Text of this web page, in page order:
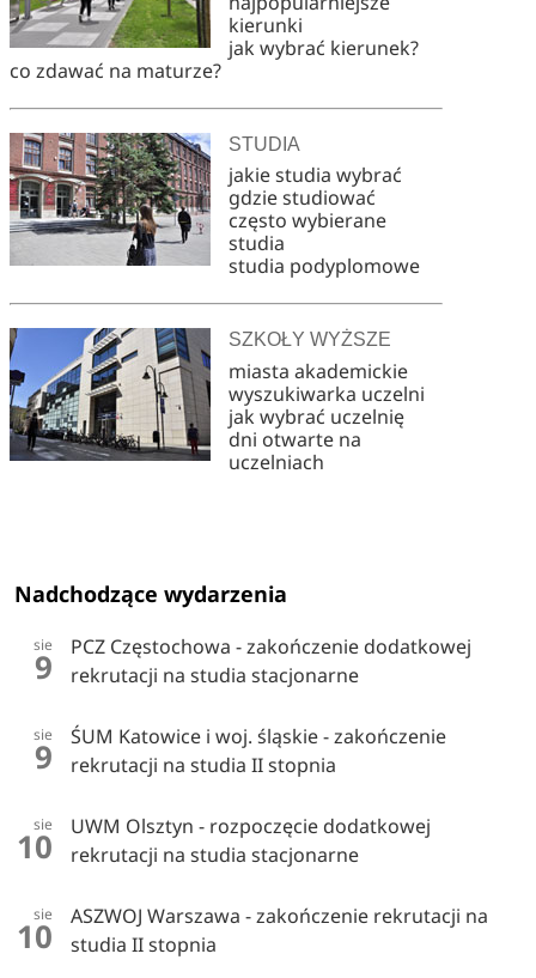
kierunki
jak wybrać kierunek?
co zdawać na maturze?
STUDIA
jakie studia wybrać
gdzie studiować
często wybierane
studia
studia podyplomowe
SZKOŁY WYŻSZE
miasta akademickie
wyszukiwarka uczelni
jak wybrać uczelnię
dni otwarte na
uczelniach
Nadchodzące wydarzenia
sie
9
PCZ Częstochowa - zakończenie dodatkowej
rekrutacji na studia stacjonarne
sie
9
ŚUM Katowice i woj. śląskie - zakończenie
rekrutacji na studia II stopnia
sie
10
UWM Olsztyn - rozpoczęcie dodatkowej
rekrutacji na studia stacjonarne
sie
10
ASZWOJ Warszawa - zakończenie rekrutacji na
studia II stopnia